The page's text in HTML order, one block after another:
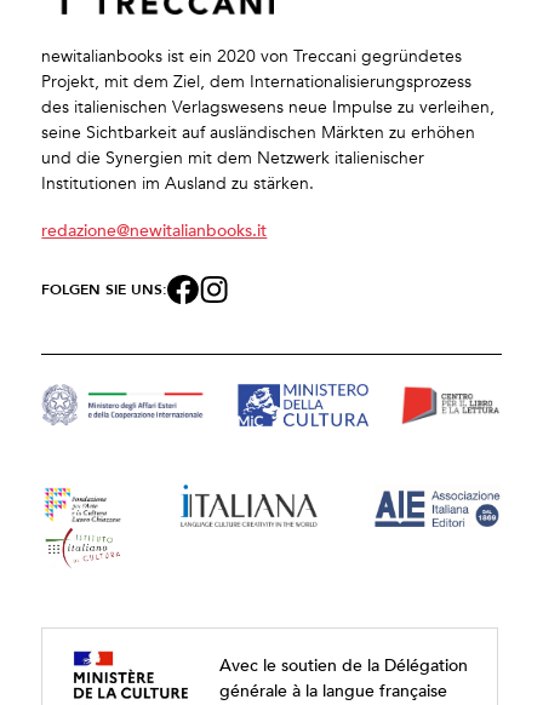
newitalianbooks ist ein 2020 von Treccani gegründetes
Projekt, mit dem Ziel, dem Internationalisierungsprozess
des italienischen Verlagswesens neue Impulse zu verleihen,
seine Sichtbarkeit auf ausländischen Märkten zu erhöhen
und die Synergien mit dem Netzwerk italienischer
Institutionen im Ausland zu stärken.
redazione@newitalianbooks.it
FOLGEN SIE UNS:
Avec le soutien de la Délégation
générale à la langue française